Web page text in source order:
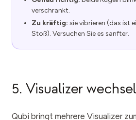
verschränkt.
Zu kräftig: sie vibrieren (das ist
Stoß). Versuchen Sie es sanfter.
5. Visualizer
Qubi bringt mehrere Visualizer